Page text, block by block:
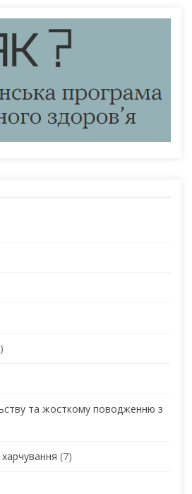
та жосткому поводженню з
(7)